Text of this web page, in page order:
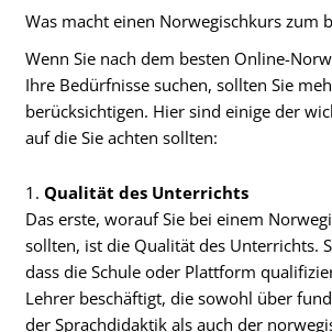
Was macht einen Norwegischkurs zum
Wenn Sie nach dem besten Online-
Ihre Bedürfnisse suchen, sollten Sie
berücksichtigen. Hier sind einige der
auf die Sie achten sollten:
1.Qualität des Unterrichts
Das erste, worauf Sie bei einem
sollten, ist die Qualität des Unterrichts.
dass die Schule oder Plattform
Lehrer beschäftigt, die sowohl über
der Sprachdidaktik als auch der